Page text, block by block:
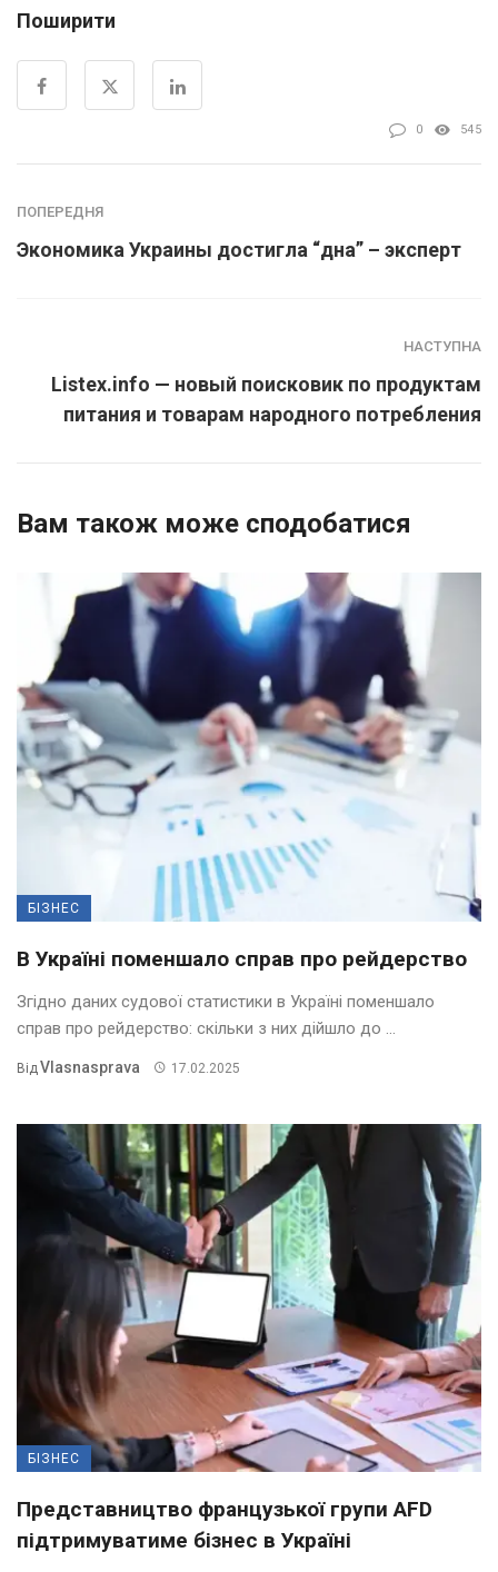
Поширити
0 545
ПОПЕРЕДНЯ
Экономика Украины достигла “дна” – эксперт
НАСТУПНА
Listex.info — новый поисковик по продуктам
питания и товарам народного потребления
Вам також може сподобатися
БІЗНЕС
В Україні поменшало справ про рейдерство
Згідно даних судової статистики в Україні поменшало
справ про рейдерство: скільки з них дійшло до ...
Від Vlasnasprava 17.02.2025
БІЗНЕС
Представництво французької групи AFD
підтримуватиме бізнес в Україні